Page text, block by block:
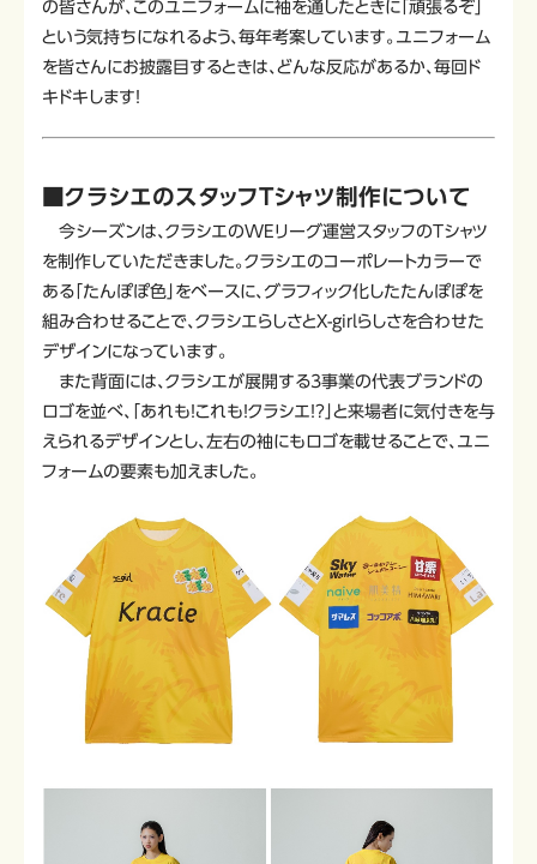
の皆さんが、このユニフォームに袖を通したときに「頑張るぞ」
という気持ちになれるよう、毎年考案しています。ユニフォーム
を皆さんにお披露目するときは、どんな反応があるか、毎回ド
キドキします！
■クラシエのスタッフTシャツ制作について
今シーズンは、クラシエのWEリーグ運営スタッフのTシャツ
を制作していただきました。クラシエのコーポレートカラーで
ある「たんぽぽ色」をベースに、グラフィック化したたんぽぽを
組み合わせることで、クラシエらしさとX-girlらしさを合わせた
デザインになっています。
また背面には、クラシエが展開する3事業の代表ブランドの
ロゴを並べ、「あれも！これも！クラシエ！？」と来場者に気付きを与
えられるデザインとし、左右の袖にもロゴを載せることで、ユニ
フォームの要素も加えました。